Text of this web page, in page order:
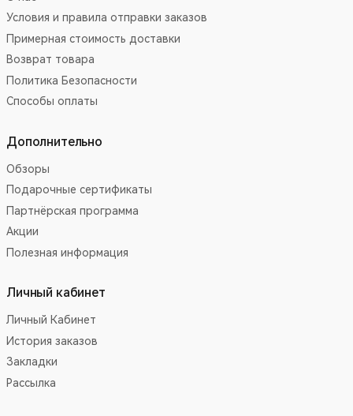
Условия и правила отправки заказов
Примерная стоимость доставки
Возврат товара
Политика Безопасности
Способы оплаты
Дополнительно
Обзоры
Подарочные сертификаты
Партнёрская программа
Акции
Полезная информация
Личный кабинет
Личный Кабинет
История заказов
Закладки
Рассылка